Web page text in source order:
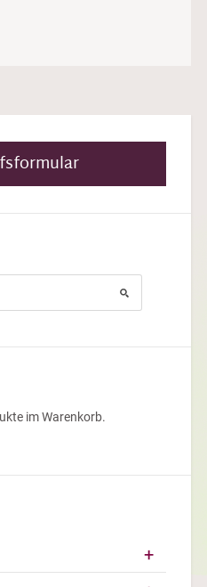
im Warenkorb.